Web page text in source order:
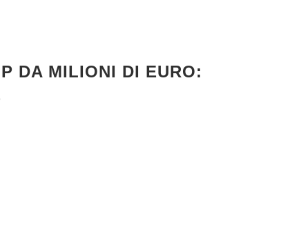
DA MILIONI DI EURO: